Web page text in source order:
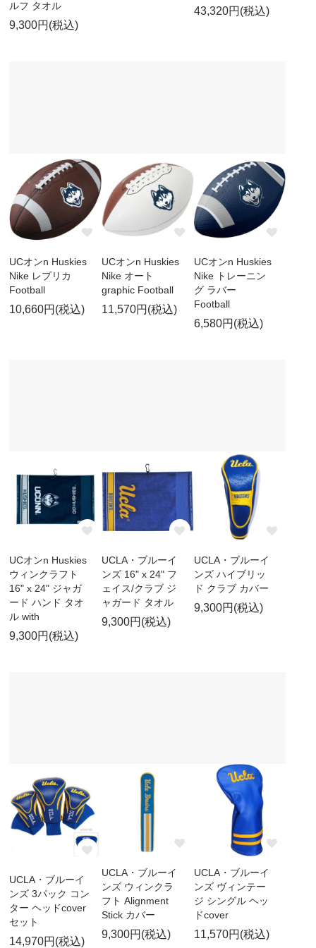
ルフ タオル
9,300円(税込)
43,320円(税込)
UCオンn Huskies
Nike レプリカ
Football
10,660円(税込)
UCオンn Huskies
Nike オート
graphic Football
11,570円(税込)
UCオンn Huskies
Nike トレーニン
グ ラバー
Football
6,580円(税込)
UCオンn Huskies
ウィンクラフト
16" x 24" ジャガ
ード ハンド タオ
ル with
9,300円(税込)
UCLA・ブルーイ
ンズ 16" x 24" フ
ェイス/クラブ ジ
ャガード タオル
9,300円(税込)
UCLA・ブルーイ
ンズ ハイブリッ
ド クラブ カバー
9,300円(税込)
UCLA・ブルーイ
ンズ 3パック コン
ター ヘッドcover
セット
14,970円(税込)
UCLA・ブルーイ
ンズ ウィンクラ
フト Alignment
Stick カバー
9,300円(税込)
UCLA・ブルーイ
ンズ ヴィンテー
ジ シングル ヘッ
ドcover
11,570円(税込)